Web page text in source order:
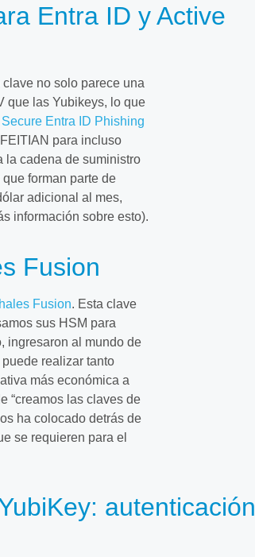
Entra ID y Active
clave no solo parece una
que las Yubikeys, lo que
Entra ID Phishing
para incluso
la cadena de suministro
forman parte de
adicional al mes,
información sobre esto).
Fusion
Fusion. Esta clave
sus HSM para
ingresaron al mundo de
realizar tanto
más económica a
“creamos las claves de
ha colocado detrás de
se requieren para el
autenticación